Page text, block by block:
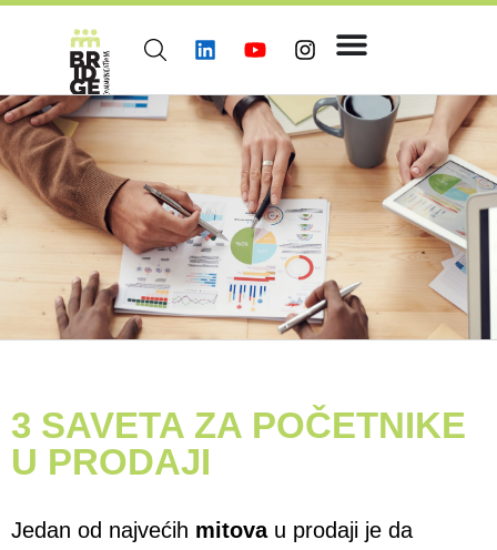
3 SAVETA ZA POČETNIKE
U PRODAJI
Jedan od najvećih mitovau prodaji je da